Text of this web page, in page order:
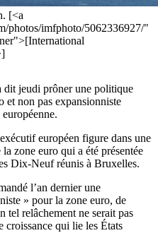
[<a
photos/imfphoto/5062336927/"
dit jeudi prôner une politique
et non pas expansionniste
européen figure dans une
zone euro qui a été présentée
Dix-Neuf réunis à Bruxelles.
l’an dernier une
» pour la zone euro, de
tel relâchement ne serait pas
croissance qui lie les États